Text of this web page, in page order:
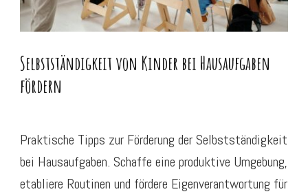
Selbstständigkeit von Kinder bei Hausaufgaben
fördern
Praktische Tipps zur Förderung der Selbstständigkeit
bei Hausaufgaben. Schaffe eine produktive Umgebung,
etabliere Routinen und fördere Eigenverantwortung für